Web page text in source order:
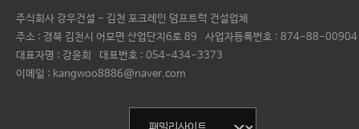
주식회사 강우건설 - 김천 포크레인 덤프트럭 건설업체
주소 : 경북 김천시 어모면 산업단지6로 89
사업자등록번호 : 874-88-00904
대표자명 : 강윤희 대표번호 : 054-434-3373
이메일 : kangwoo8886@naver.com